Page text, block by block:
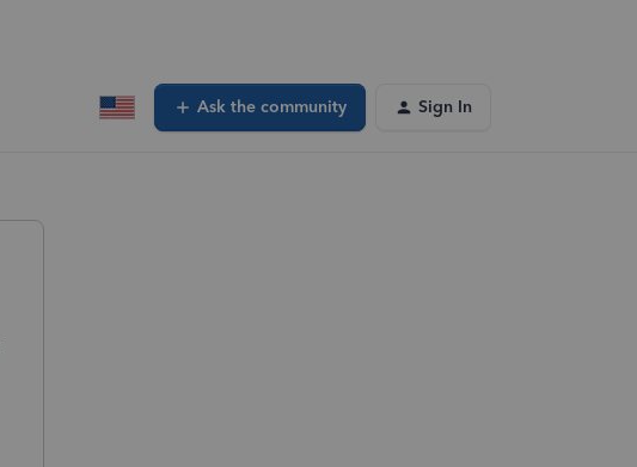
Ask the community Sign In